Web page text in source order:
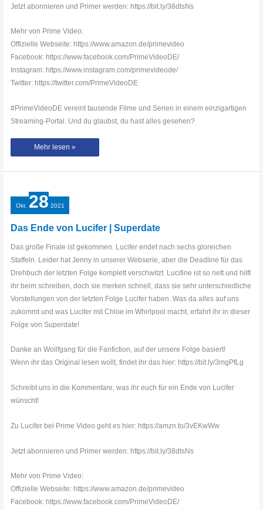
Jetzt abonnieren und Primer werden: https://bit.ly/38dtsNs
Mehr von Prime Video:
Offizielle Webseite: https://www.amazon.de/primevideo
Facebook: https://www.facebook.com/PrimeVideoDE/
Instagram: https://www.instagram.com/primevideode/
Twitter: https://twitter.com/PrimeVideoDE
#PrimeVideoDE vereint tausende Filme und Serien in einem einzigartigen
Streaming-Portal. Und du glaubst, du hast alles gesehen?
Lucifer
Kurono
Mehr lesen »
Okt. 28 2021
Das Ende von Lucifer | Superdate
Das große Finale ist gekommen. Lucifer endet nach sechs gloreichen
Staffeln. Leider hat Jenny in unserer Webserie, aber die Deadline für das
Drehbuch der letzten Folge komplett verschwitzt. Lucifine ist so nett und hilft
ihr beim schreiben, doch sie merken schnell, dass sie sehr unterschiedliche
Vorstellungen von der letzten Folge Lucifer haben. Was da alles auf uns
zukommt und was Lucifer mit Chloe im Whirlpool macht, erfahrt ihr in dieser
Folge von Superdate!
Danke an Wollfgang für die Fanfiction, auf der unsere Folge basiert!
Wenn ihr das Original lesen wollt, findet ihr das hier: https://bit.ly/3mgPfLg
Schreibt uns in die Kommentare, was ihr euch für ein Ende von Lucifer
wünscht!
Zu Lucifer bei Prime Video geht es hier: https://amzn.to/3vEKwWw
Jetzt abonnieren und Primer werden: https://bit.ly/38dtsNs
Mehr von Prime Video:
Offizielle Webseite: https://www.amazon.de/primevideo
Facebook: https://www.facebook.com/PrimeVideoDE/